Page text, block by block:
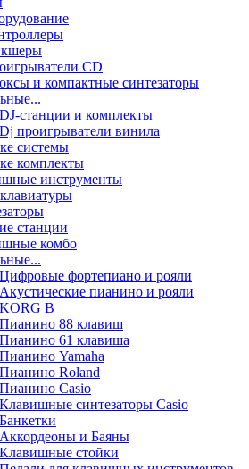
CD
и компактные синтезаторы
DJ-станции и комплекты
Dj проигрыватели винила
системы
комплекты
инструменты
станции
комбо
Цифровые фортепиано и рояли
Акустические пианино и рояли
KORG B
Пианино 88 клавиш
Пианино 61 клавиша
Пианино Yamaha
Пианино Roland
Пианино Casio
Клавишные синтезаторы Casio
Банкетки
Аккордеоны и Баяны
Клавишные стойки